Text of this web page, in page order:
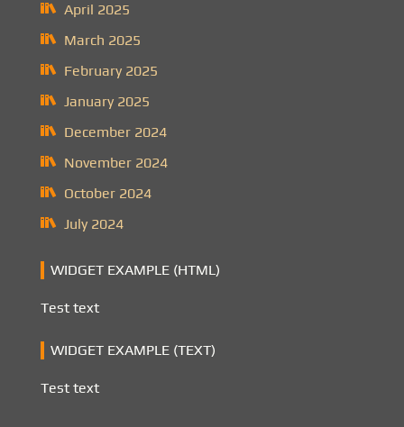
April 2025
March 2025
February 2025
January 2025
December 2024
November 2024
October 2024
July 2024
WIDGET EXAMPLE (HTML)
Test text
WIDGET EXAMPLE (TEXT)
Test text